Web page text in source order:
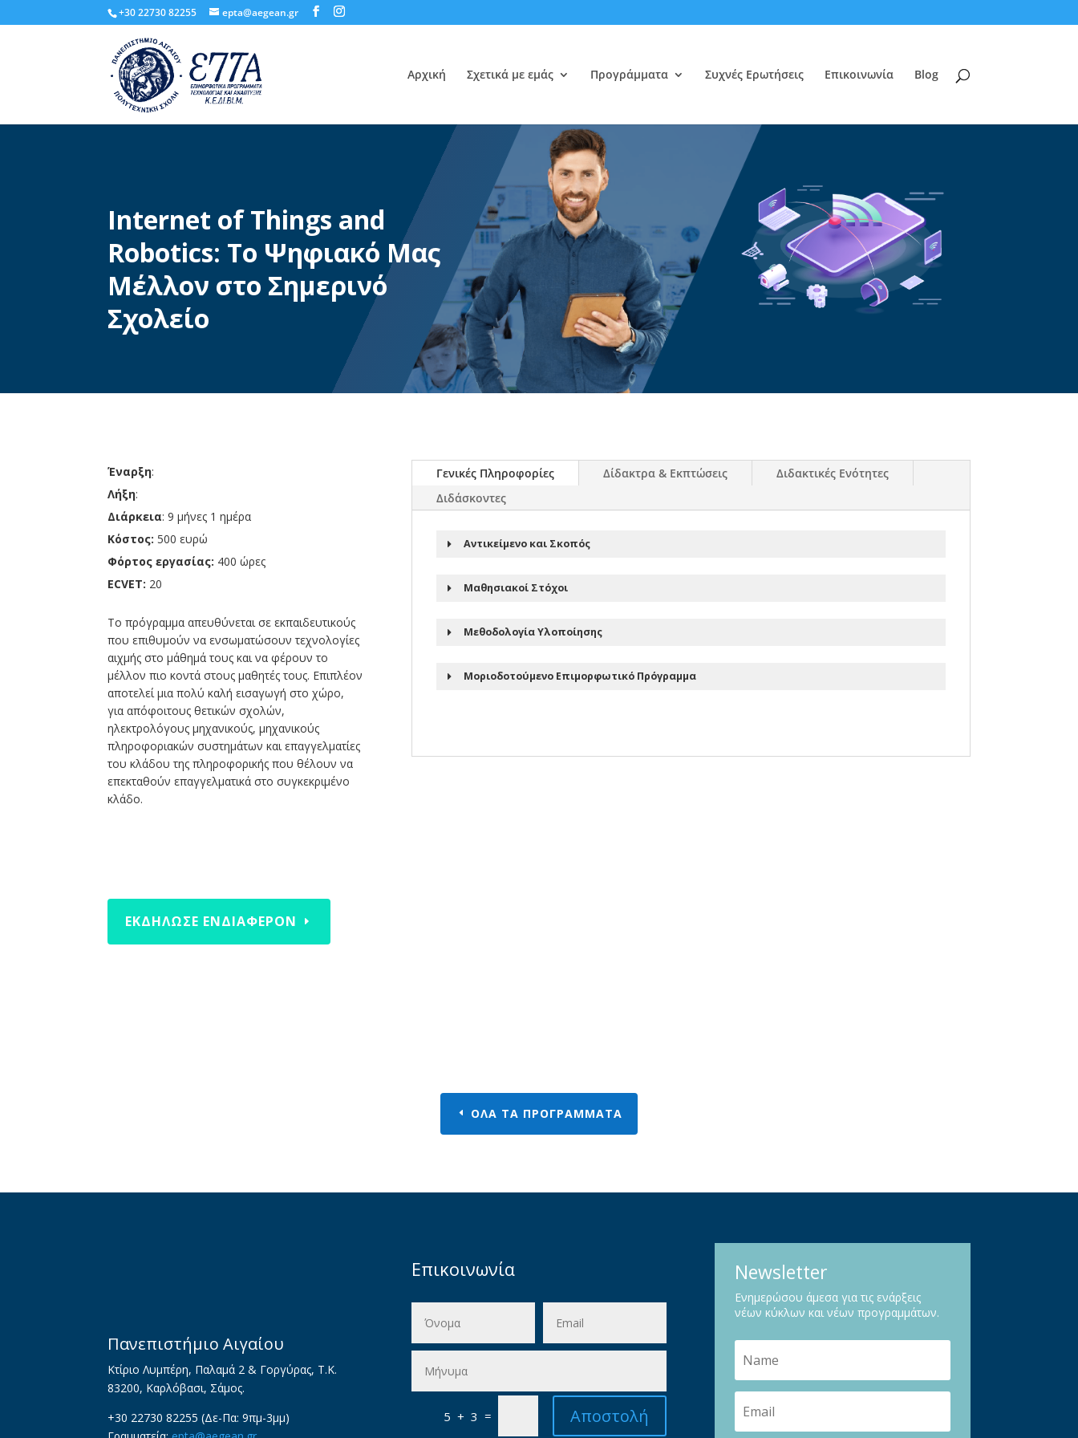
+30 22730 82255 epta@aegean.gr
Αρχική Σχετικά με εμάς Προγράμματα Συχνές Ερωτήσεις Επικοινωνία Blog
Internet of Things and
Robotics: Το Ψηφιακό Μας
Μέλλον στο Σημερινό
Σχολείο
Έναρξη:
Λήξη:
Διάρκεια: 9 μήνες 1 ημέρα
Κόστος: 500 ευρώ
Φόρτος εργασίας: 400 ώρες
ECVET: 20
Το πρόγραμμα απευθύνεται σε εκπαιδευτικούς
που επιθυμούν να ενσωματώσουν τεχνολογίες
αιχμής στο μάθημά τους και να φέρουν το
μέλλον πιο κοντά στους μαθητές τους. Επιπλέον
αποτελεί μια πολύ καλή εισαγωγή στο χώρο,
για απόφοιτους θετικών σχολών,
ηλεκτρολόγους μηχανικούς, μηχανικούς
πληροφοριακών συστημάτων και επαγγελματίες
του κλάδου της πληροφορικής που θέλουν να
επεκταθούν επαγγελματικά στο συγκεκριμένο
κλάδο.
ΕΚΔΗΛΩΣΕ ΕΝΔΙΑΦΕΡΟΝ
Γενικές Πληροφορίες Δίδακτρα & Εκπτώσεις
Διδακτικές Ενότητες
Διδάσκοντες
Αντικείμενο και Σκοπός
Μαθησιακοί Στόχοι
Μεθοδολογία Υλοποίησης
Μοριοδοτούμενο Επιμορφωτικό Πρόγραμμα
ΟΛΑ ΤΑ ΠΡΟΓΡΑΜΜΑΤΑ
Πανεπιστήμιο Αιγαίου
Κτίριο Λυμπέρη, Παλαμά 2 & Γοργύρας, Τ.Κ.
83200, Καρλόβασι, Σάμος.
+30 22730 82255 (Δε-Πα: 9πμ-3μμ)
Επικοινωνία
5 + 3 = Αποστολή
Newsletter
Ενημερώσου άμεσα για τις ενάρξεις
νέων κύκλων και νέων προγραμμάτων.